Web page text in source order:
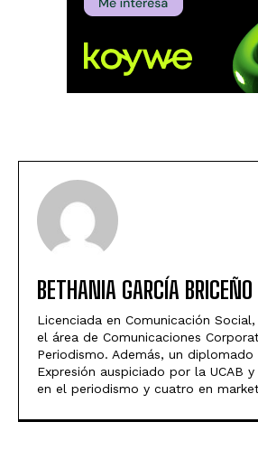
BETHANIA GARCÍA BRICEÑO
Licenciada en Comunicación
el área de Comunicaciones
Periodismo. Además, un
Expresión auspiciado por la UCAB y
en el periodismo y cuatro en